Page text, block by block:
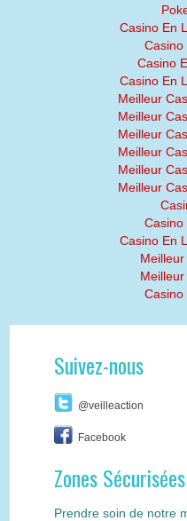
Casino En
Casino
Casino
Casino En
Meilleur
Meilleur
Meilleur
Meilleur
Meilleur
Meilleur
Casino
Casino En
Casino
Suivez-nous
@veilleaction
Facebook
Zones Sécurisées
Prendre soin de notre